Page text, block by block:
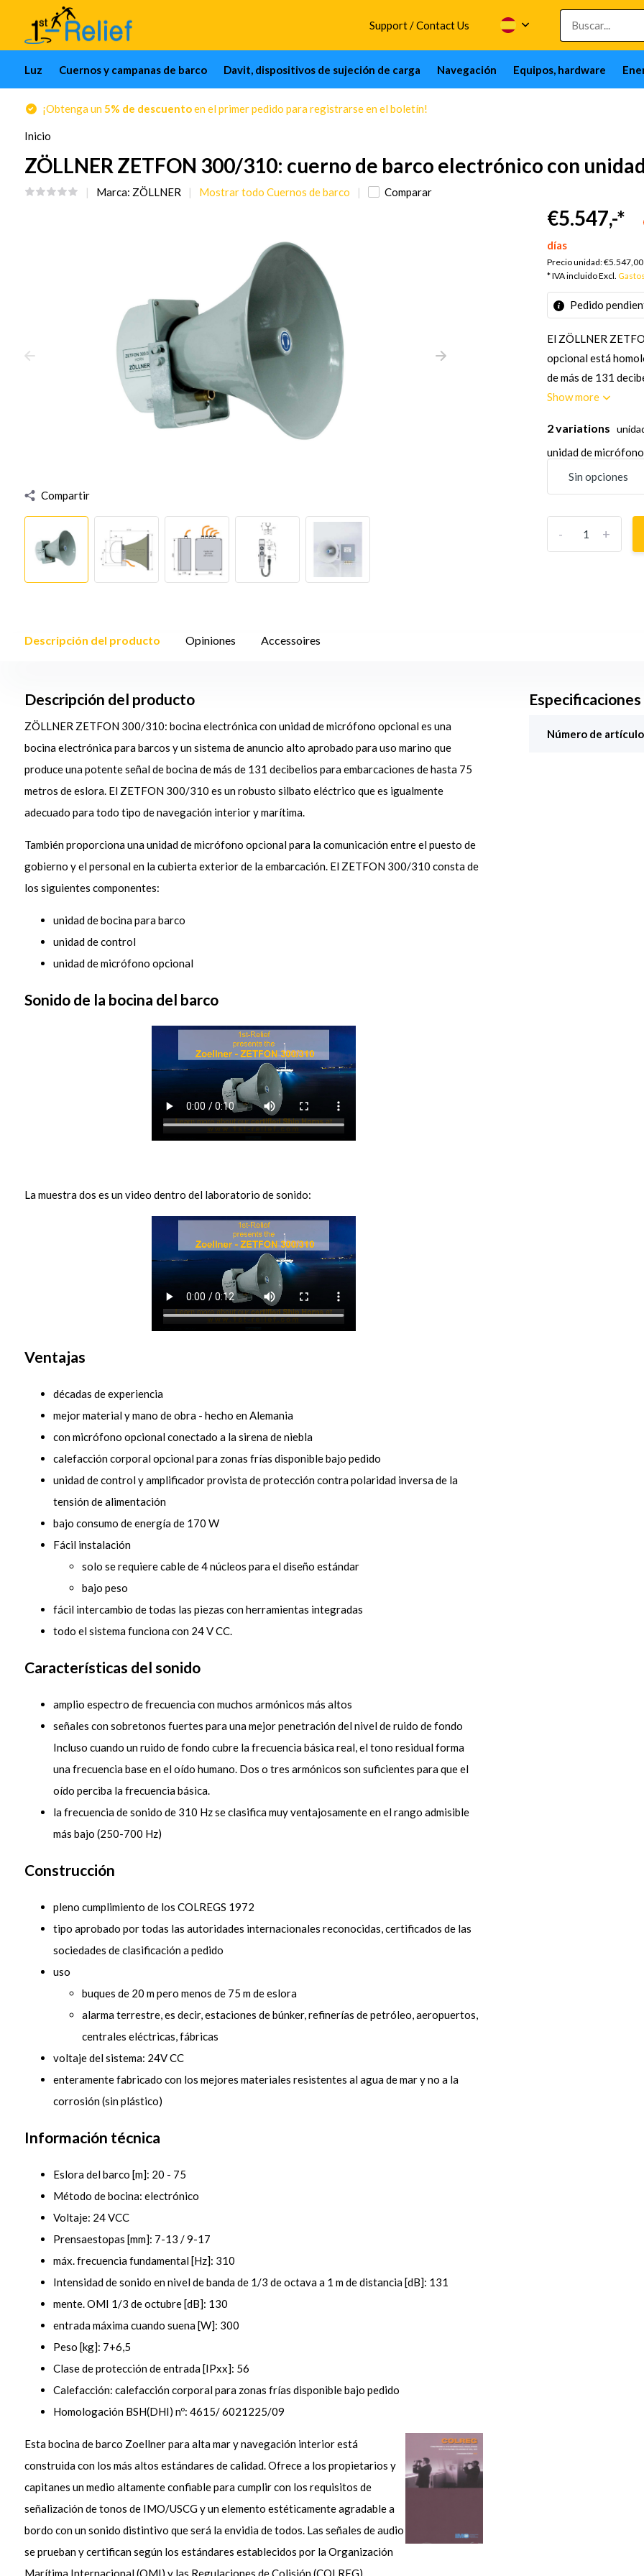
Support / Contact Us
Luz Cuernos y campanas de barco Davit, dispositivos de sujeción de carga Navegación Equipos, hardware
¡Obtenga un5% de descuentoen el primer pedido para registrarse en el boletín!
Inicio
ZÖLLNER ZETFON 300/310: cuerno de barco electrónico con
Marca: ZÖLLNER Mostrar todo Cuernos de barco Comparar
Compartir
€5.547,-*
días
Precio unidad:€5.547,00
* IVA incluido Excl.
Pedido
El ZÖLLNER
opcional está
de más de 131
Show more
2 variations
unidad de
+
-
Descripción del producto Opiniones Accessoires
Descripción del producto
ZÖLLNER ZETFON 300/310: bocina electrónica con unidad de micrófono opcional es una
bocina electrónica para barcos y un sistema de anuncio alto aprobado para uso marino que
produce una potente señal de bocina de más de 131 decibelios para embarcaciones de hasta 75
metros de eslora. El ZETFON 300/310 es un robusto silbato eléctrico que es igualmente
adecuado para todo tipo de navegación interior y marítima.
También proporciona una unidad de micrófono opcional para la comunicación entre el puesto de
gobierno y el personal en la cubierta exterior de la embarcación. El ZETFON 300/310 consta de
los siguientes componentes:
unidad de bocina para barco
unidad de control
unidad de micrófono opcional
Sonido de la bocina del barco
La muestra dos es un video dentro del laboratorio de sonido:
Ventajas
décadas de experiencia
mejor material y mano de obra - hecho en Alemania
con micrófono opcional conectado a la sirena de niebla
calefacción corporal opcional para zonas frías disponible bajo pedido
unidad de control y amplificador provista de protección contra polaridad inversa de la
tensión de alimentación
bajo consumo de energía de 170 W
Fácil instalación
solo se requiere cable de 4 núcleos para el diseño estándar
bajo peso
fácil intercambio de todas las piezas con herramientas integradas
todo el sistema funciona con 24 V CC.
Características del sonido
amplio espectro de frecuencia con muchos armónicos más altos
señales con sobretonos fuertes para una mejor penetración del nivel de ruido de fondo
Incluso cuando un ruido de fondo cubre la frecuencia básica real, el tono residual forma
una frecuencia base en el oído humano. Dos o tres armónicos son suficientes para que el
oído perciba la frecuencia básica.
la frecuencia de sonido de 310 Hz se clasifica muy ventajosamente en el rango admisible
más bajo (250-700 Hz)
Construcción
pleno cumplimiento de los COLREGS 1972
tipo aprobado por todas las autoridades internacionales reconocidas, certificados de las
sociedades de clasificación a pedido
uso
buques de 20 m pero menos de 75 m de eslora
alarma terrestre, es decir, estaciones de búnker, refinerías de petróleo, aeropuertos,
centrales eléctricas, fábricas
voltaje del sistema: 24V CC
enteramente fabricado con los mejores materiales resistentes al agua de mar y no a la
corrosión (sin plástico)
Información técnica
Eslora del barco [m]: 20 - 75
Método de bocina: electrónico
Voltaje: 24 VCC
Prensaestopas [mm]: 7-13 / 9-17
máx. frecuencia fundamental [Hz]: 310
Intensidad de sonido en nivel de banda de 1/3 de octava a 1 m de distancia [dB]: 131
mente. OMI 1/3 de octubre [dB]: 130
entrada máxima cuando suena [W]: 300
Peso [kg]: 7+6,5
Clase de protección de entrada [IPxx]: 56
Calefacción: calefacción corporal para zonas frías disponible bajo pedido
Homologación BSH(DHI) nº: 4615/ 6021225/09
Esta bocina de barco Zoellner para alta mar y navegación interior está
construida con los más altos estándares de calidad. Ofrece a los propietarios y
capitanes un medio altamente confiable para cumplir con los requisitos de
señalización de tonos de IMO/USCG y un elemento estéticamente agradable a
bordo con un sonido distintivo que será la envidia de todos. Las señales de audio
se prueban y certifican según los estándares establecidos por la Organización
Marítima Internacional (OMI) y las Regulaciones de Colisión (COLREG).
Especificaciones
Número de